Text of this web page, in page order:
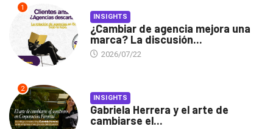
1
INSIGHTS
¿Cambiar de agencia mejora una
marca? La discusión...
2026/07/22
2
INSIGHTS
Gabriela Herrera y el arte de
cambiarse el...